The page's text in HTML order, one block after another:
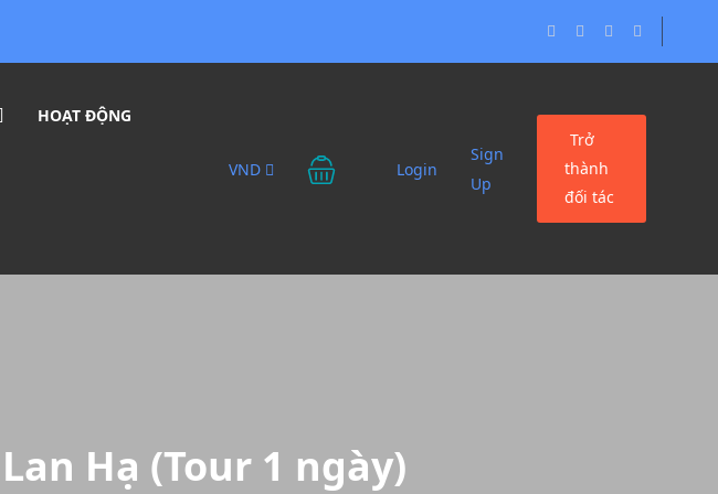
HOẠT ĐỘNG
VND Login
Sign
Up
Trở
thành
đối tác
Hạ (Tour 1 ngày)